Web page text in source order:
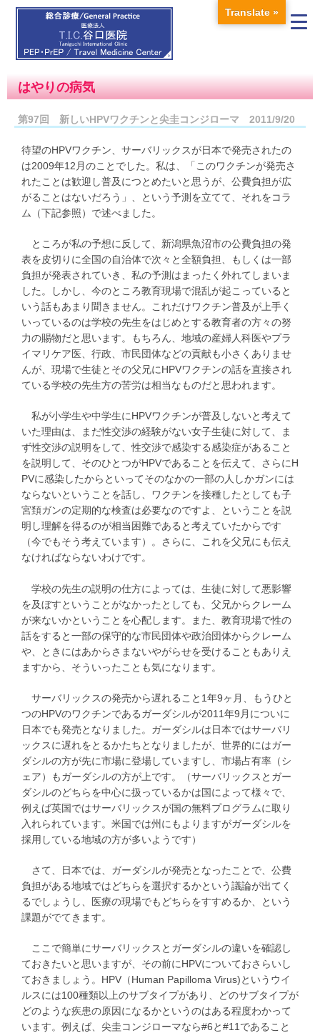
はやりの病気
第97回 新しいHPVワクチンと尖圭コンジローマ 2011/9/20
待望のHPVワクチン、サーバリックスが日本で発売されたの
は2009年12月のことでした。私は、「このワクチンが発売さ
れたことは歓迎し普及につとめたいと思うが、公費負担が広
がることはないだろう」、という予測を立てて、それをコラ
ム（下記参照）で述べました。
ところが私の予想に反して、新潟県魚沼市の公費負担の発
表を皮切りに全国の自治体で次々と全額負担、もしくは一部
負担が発表されていき、私の予測はまったく外れてしまいま
した。しかし、今のところ教育現場で混乱が起こっていると
いう話もあまり聞きません。これだけワクチン普及が上手く
いっているのは学校の先生をはじめとする教育者の方々の努
力の賜物だと思います。もちろん、地域の産婦人科医やプラ
イマリケア医、行政、市民団体などの貢献も小さくありませ
んが、現場で生徒とその父兄にHPVワクチンの話を直接され
ている学校の先生方の苦労は相当なものだと思われます。
私が小学生や中学生にHPVワクチンが普及しないと考えて
いた理由は、まだ性交渉の経験がない女子生徒に対して、ま
ず性交渉の説明をして、性交渉で感染する感染症があること
を説明して、そのひとつがHPVであることを伝えて、さらにH
PVに感染したからといってそのなかの一部の人しかガンには
ならないということを話し、ワクチンを接種したとしても子
宮頚ガンの定期的な検査は必要なのですよ、ということを説
明し理解を得るのが相当困難であると考えていたからです
（今でもそう考えています）。さらに、これを父兄にも伝え
なければならないわけです。
学校の先生の説明の仕方によっては、生徒に対して悪影響
を及ぼすということがなかったとしても、父兄からクレーム
が来ないかということを心配します。また、教育現場で性の
話をすると一部の保守的な市民団体や政治団体からクレーム
や、ときにはあからさまないやがらせを受けることもありえ
ますから、そういったことも気になります。
サーバリックスの発売から遅れること1年9ヶ月、もうひと
つのHPVのワクチンであるガーダシルが2011年9月についに
日本でも発売となりました。ガーダシルは日本ではサーバリ
ックスに遅れをとるかたちとなりましたが、世界的にはガー
ダシルの方が先に市場に登場していますし、市場占有率（シ
ェア）もガーダシルの方が上です。（サーバリックスとガー
ダシルのどちらを中心に扱っているかは国によって様々で、
例えば英国ではサーバリックスが国の無料プログラムに取り
入れられています。米国では州にもよりますがガーダシルを
採用している地域の方が多いようです）
さて、日本では、ガーダシルが発売となったことで、公費
負担がある地域ではどちらを選択するかという議論が出てく
るでしょうし、医療の現場でもどちらをすすめるか、という
課題がでてきます。
ここで簡単にサーバリックスとガーダシルの違いを確認し
ておきたいと思いますが、その前にHPVについておさらいし
ておきましょう。HPV（Human Papilloma Virus)というウイ
ルスには100種類以上のサブタイプがあり、どのサブタイプが
どのような疾患の原因になるかというのはある程度わかって
います。例えば、尖圭コンジローマなら#6と#11であること
Translate »